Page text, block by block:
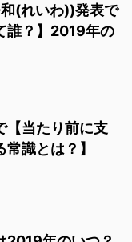
(れいわ))発表で
誰？】2019年の
【当たり前に支
識とは？】